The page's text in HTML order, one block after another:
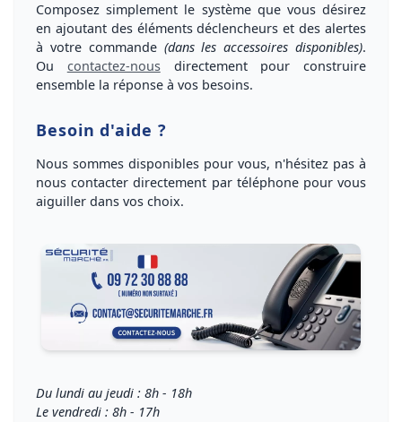
Composez simplement le système que vous désirez
en ajoutant des éléments déclencheurs et des alertes
à votre commande (dans les accessoires disponibles).
Ou contactez-nousdirectement pour construire
ensemble la réponse à vos besoins.
Besoin d'aide ?
Nous sommes disponibles pour vous, n'hésitez pas à
nouscontacter directement par téléphonepour vous
aiguiller dans vos choix.
Du lundi au jeudi : 8h - 18h
Le vendredi : 8h - 17h